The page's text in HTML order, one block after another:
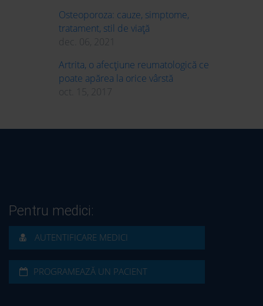
Osteoporoza: cauze, simptome,
tratament, stil de viață
dec. 06, 2021
Artrita, o afecţiune reumatologică ce
poate apărea la orice vârstă
oct. 15, 2017
Pentru medici:
AUTENTIFICARE MEDICI
PROGRAMEAZĂ UN PACIENT